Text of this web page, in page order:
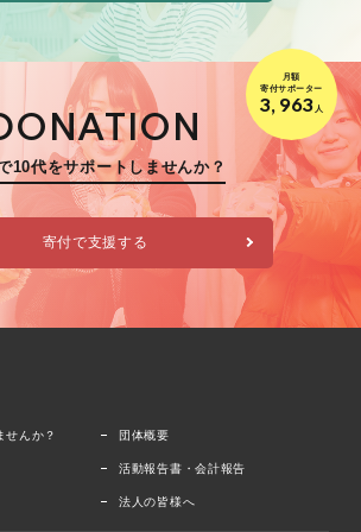
10代をサポートしませんか？
寄付で支援する
月額
寄付サポーター
3,963 人
せんか？ 団体概要
活動報告書・会計報告
法人の皆様へ